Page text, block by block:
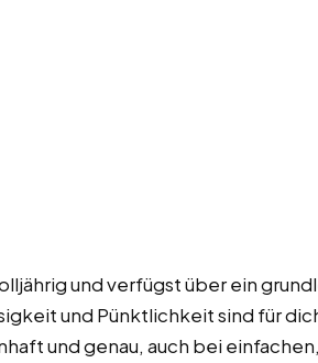
und verfügst über ein
und Pünktlichkeit sind für
und genau, auch bei